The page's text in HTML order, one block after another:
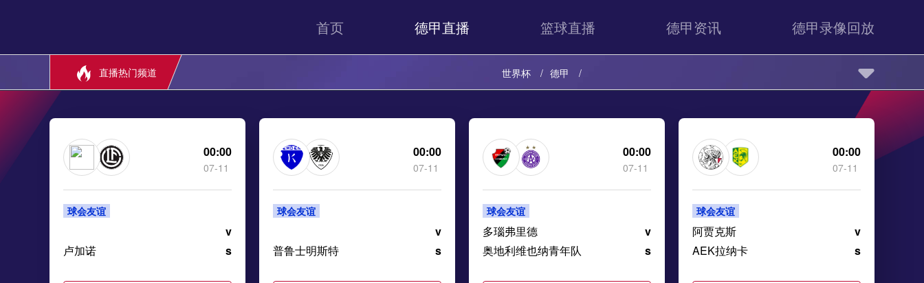
首页 德甲直播 篮球直播 德甲资讯 德甲录像回放
直播热门频道 世界杯 德甲
00:00
07-11
球会友谊
v
卢加诺
s
00:00
07-11
球会友谊
v
普鲁士明斯特
s
00:00
07-11
球会友谊
多瑙弗里德
v
奥地利维也纳青年队
s
00:00
07-11
球会友谊
阿贾克斯
v
AEK拉纳卡
s